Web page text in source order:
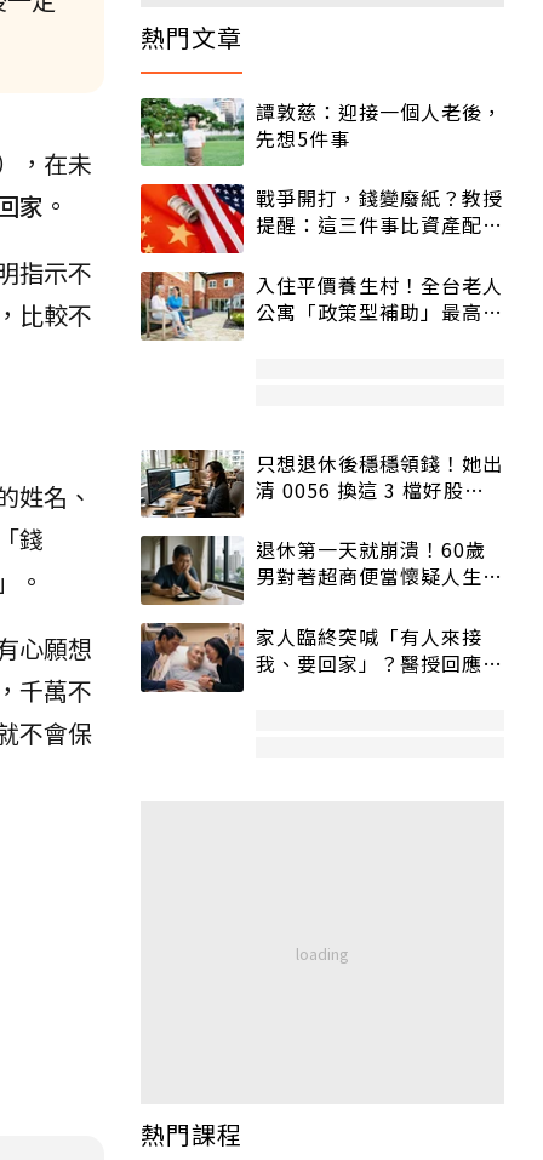
，在未
家 。
指示不
比較不
姓名、
錢
。
心願想
千萬不
不會保
熱門文章
譚敦慈：迎接一個人老後，
先想5件事
戰爭開打，錢變廢紙？教授
提醒：這三件事比資產配置
入住平價養生村！全台老人
公寓「政策型補助」最高打
只想退休後穩穩領錢！她出
清 0056 換這 3 檔好股：
退休第一天就崩潰！60歲
男對著超商便當懷疑人生
家人臨終突喊「有人來接
我、要回家」？醫授回應方
熱門課程